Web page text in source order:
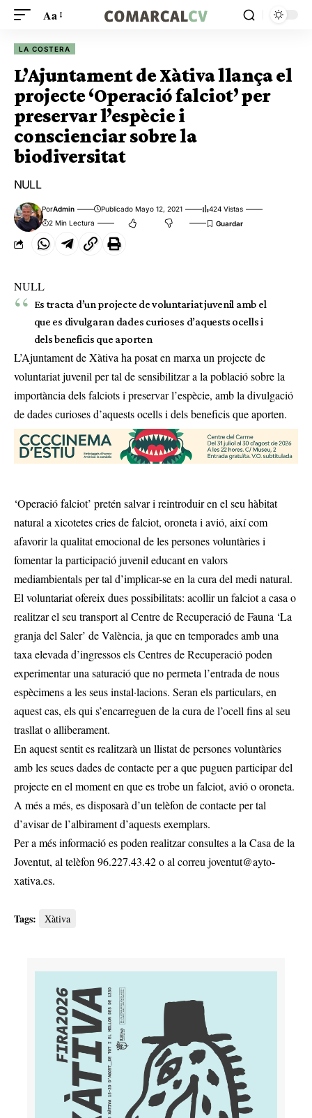
Aa
LA COSTERA
L’Ajuntament de Xàtiva llança el
projecte ‘Operació falciot’ per
preservar l’espècie i
conscienciar sobre la
biodiversitat
NULL
PorAdmin Publicado Mayo 12, 2021
424 Vistas
2 Min Lectura
NULL
Es tracta d’un projecte de voluntariat juvenil amb el
que es divulgaran dades curioses d’aquests ocells i
dels beneficis que aporten
L’Ajuntament de Xàtiva ha posat en marxa un projecte de
voluntariat juvenil per tal de sensibilitzar a la població sobre la
importància dels falciots i preservar l’espècie, amb la divulgació
de dades curioses d’aquests ocells i dels beneficis que aporten.
‘Operació falciot’ pretén salvar i reintroduir en el seu hàbitat
natural a xicotetes cries de falciot, oroneta i avió, així com
afavorir la qualitat emocional de les persones voluntàries i
fomentar la participació juvenil educant en valors
mediambientals per tal d’implicar-se en la cura del medi natural.
El voluntariat ofereix dues possibilitats: acollir un falciot a casa o
realitzar el seu transport al Centre de Recuperació de Fauna ‘La
granja del Saler’ de València, ja que en temporades amb una
taxa elevada d’ingressos els Centres de Recuperació poden
experimentar una saturació que no permeta l’entrada de nous
espècimens a les seus instal·lacions. Seran els particulars, en
aquest cas, els qui s’encarreguen de la cura de l’ocell fins al seu
trasllat o alliberament.
En aquest sentit es realitzarà un llistat de persones voluntàries
amb les seues dades de contacte per a que puguen participar del
projecte en el moment en que es trobe un falciot, avió o oroneta.
A més a més, es disposarà d’un telèfon de contacte per tal
d’avisar de l’albirament d’aquests exemplars.
Per a més informació es poden realitzar consultes a la Casa de la
Joventut, al telèfon 96.227.43.42 o al correujoventut@ayto-
xativa.es.
Tags: Xàtiva